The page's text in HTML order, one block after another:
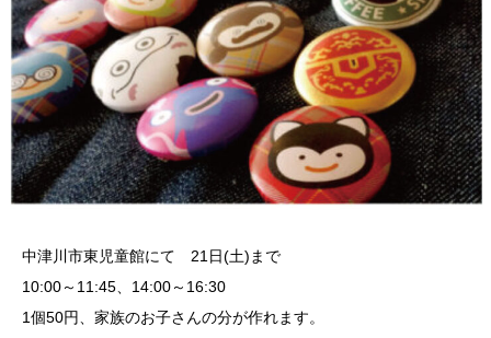
中津川市東児童館にて 21日(土)まで
10:00～11:45、14:00～16:30
1個50円、家族のお子さんの分が作れます。